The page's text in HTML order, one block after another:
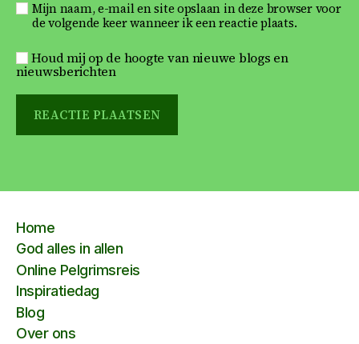
Mijn naam, e-mail en site opslaan in deze browser voor
de volgende keer wanneer ik een reactie plaats.
Houd mij op de hoogte van nieuwe blogs en
nieuwsberichten
Home
God alles in allen
Online Pelgrimsreis
Inspiratiedag
Blog
Over ons